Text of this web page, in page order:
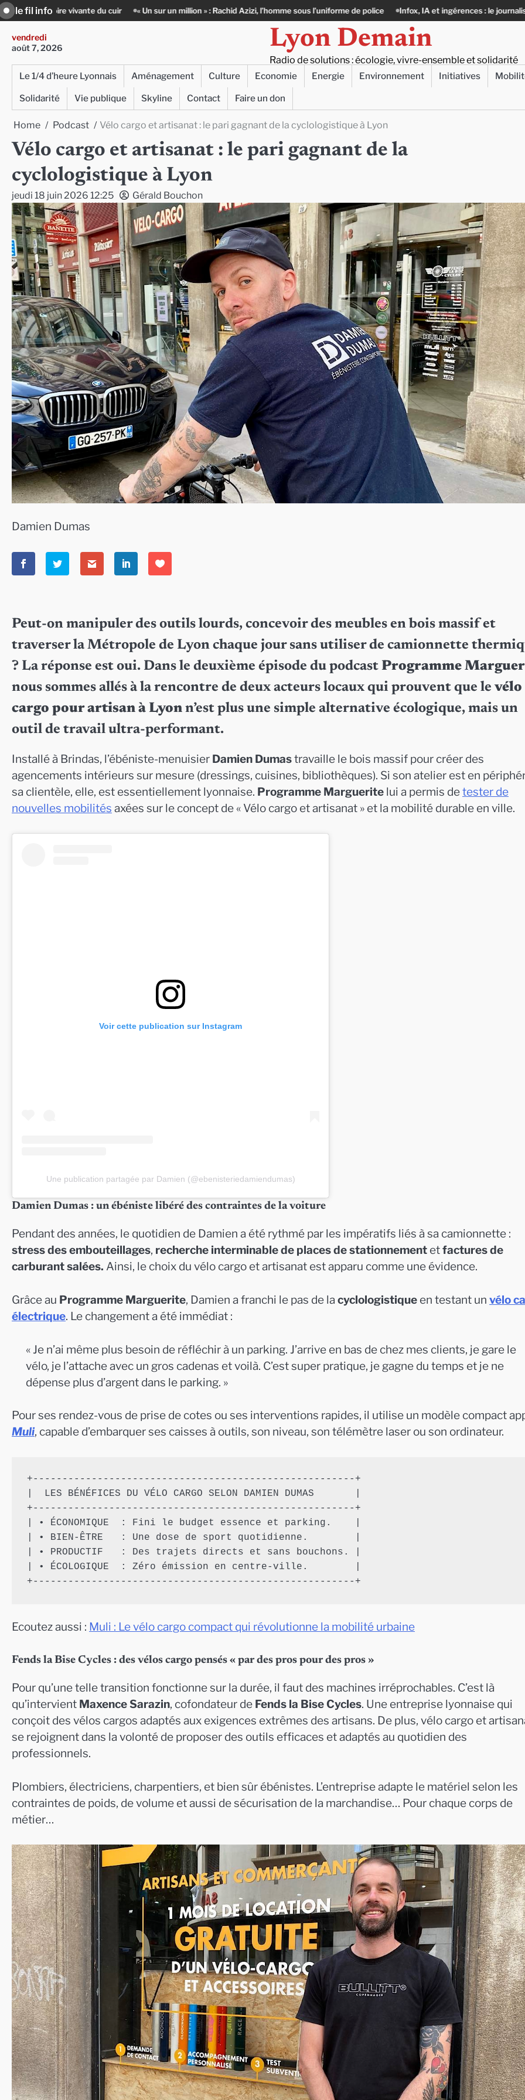
Skip
to
content
le fil info
du cuir « Un sur un million » : Rachid Azizi, l’homme sous l’uniforme de police Infox, IA et ingérences : le journalisme peut-il encore lutter
vendredi
août 7, 2026
Lyon Demain
Radio de solutions : écologie, vivre-ensemble et solidarité
Le 1/4 d’heure Lyonnais Aménagement Culture Economie Energie Environnement Initiatives
Solidarité
Vie publique Skyline Contact Faire un don
Home Podcast Vélo cargo et artisanat : le pari gagnant de la cyclologistique à Lyon
Vélo cargo et artisanat : le pari gagnant de la
cyclologistique à Lyon
jeudi 18 juin 2026 12:25 Gérald Bouchon
Damien Dumas
Peut-on manipuler des outils lourds, concevoir des meubles en bois massif et
traverser la Métropole de Lyon chaque jour sans utiliser de camionnette
? La réponse est oui. Dans le deuxième épisode du podcast Programme
nous sommes allés à la rencontre de deux acteurs locaux qui prouvent que levélo
cargo pour artisan à Lyon n’est plus une simple alternative écologique, mais un
outil de travail ultra-performant.
Installé à Brindas, l’ébéniste-menuisier Damien Dumastravaille le bois massif pour créer des
agencements intérieurs sur mesure (dressings, cuisines, bibliothèques). Si son atelier est en
sa clientèle, elle, est essentiellement lyonnaise. Programme Marguerite lui a permis detester de
nouvelles mobilités axées sur le concept de « Vélo cargo et artisanat » et la mobilité durable en ville.
Voir cette publication sur Instagram
Une publication partagée par Damien (@ebenisteriedamiendumas)
Damien Dumas : un ébéniste libéré des contraintes de la voiture
Pendant des années, le quotidien de Damien a été rythmé par les impératifs liés à sa camionnette :
stress des embouteillages, recherche interminable de places de stationnement etfactures de
carburant salées. Ainsi, le choix du vélo cargo et artisanat est apparu comme une évidence.
Grâce au Programme Marguerite, Damien a franchi le pas de la cyclologistique en testant un vélo
électrique. Le changement a été immédiat :
« Je n’ai même plus besoin de réfléchir à un parking. J’arrive en bas de chez mes clients, je gare le
vélo, je l’attache avec un gros cadenas et voilà. C’est super pratique, je gagne du temps et je ne
dépense plus d’argent dans le parking. »
Pour ses rendez-vous de prise de cotes ou ses interventions rapides, il utilise un modèle compact
Muli, capable d’embarquer ses caisses à outils, son niveau, son télémètre laser ou son ordinateur.
+-------------------------------------------------------+
|  LES BÉNÉFICES DU VÉLO CARGO SELON DAMIEN DUMAS       |
+-------------------------------------------------------+
| • ÉCONOMIQUE  : Fini le budget essence et parking.    |
| • BIEN-ÊTRE   : Une dose de sport quotidienne.        |
| • PRODUCTIF   : Des trajets directs et sans bouchons. |
| • ÉCOLOGIQUE  : Zéro émission en centre-ville.        |
Ecoutez aussi : Muli : Le vélo cargo compact qui révolutionne la mobilité urbaine
Fends la Bise Cycles : des vélos cargo pensés « par des pros pour des pros »
Pour qu’une telle transition fonctionne sur la durée, il faut des machines irréprochables. C’est là
qu’intervient Maxence Sarazin, cofondateur de Fends la Bise Cycles. Une entreprise lyonnaise qui
conçoit des vélos cargos adaptés aux exigences extrêmes des artisans. De plus, vélo cargo et
se rejoignent dans la volonté de proposer des outils efficaces et adaptés au quotidien des
professionnels.
Plombiers, électriciens, charpentiers, et bien sûr ébénistes. L’entreprise adapte le matériel selon les
contraintes de poids, de volume et aussi de sécurisation de la marchandise… Pour chaque corps de
métier…